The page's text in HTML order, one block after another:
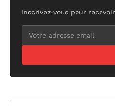
Inscrivez-vous pour